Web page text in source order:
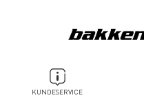
KUNDESERVICE